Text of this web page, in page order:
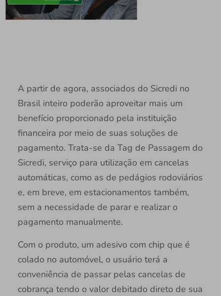
A partir de agora, associados do Sicredi no
Brasil inteiro poderão aproveitar mais um
benefício proporcionado pela instituição
financeira por meio de suas soluções de
pagamento. Trata-se da Tag de Passagem do
Sicredi, serviço para utilização em cancelas
automáticas, como as de pedágios rodoviários
e, em breve, em estacionamentos também,
sem a necessidade de parar e realizar o
pagamento manualmente.
Com o produto, um adesivo com chip que é
colado no automóvel, o usuário terá a
conveniência de passar pelas cancelas de
cobrança tendo o valor debitado direto de sua